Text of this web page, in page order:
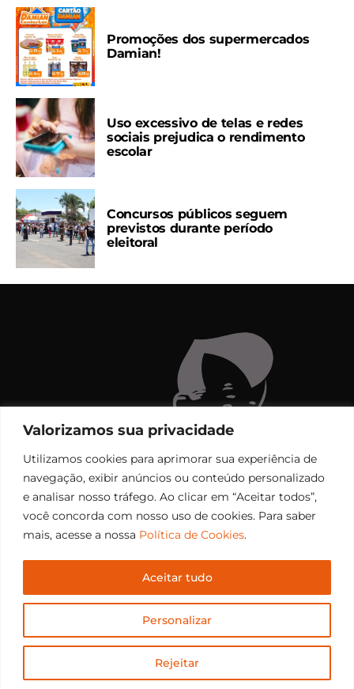
Valorizamos sua privacidade
Utilizamos cookies para aprimorar sua experiência de
navegação, exibir anúncios ou conteúdo personalizado
e analisar nosso tráfego. Ao clicar em “Aceitar todos”,
você concorda com nosso uso de cookies. Para saber
mais, acesse a nossa Política de Cookies.
Personalizar
Rejeitar
Aceitar tudo
Promoções dos supermercados
Damian!
Uso excessivo de telas e redes
sociais prejudica o rendimento
escolar
Concursos públicos seguem
previstos durante período
eleitoral
Copyright © 2006 – 2026 Rádio Santiago FM. Todos os
direitos reservados.
Desenvolvido porCEOS Tech